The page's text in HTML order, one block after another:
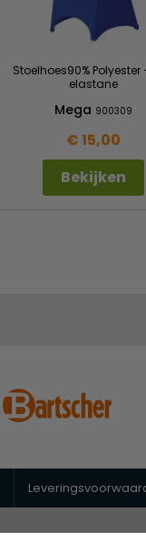
Stoelhoes90% Polyester
elastane
Mega 900309
€ 15,00
Bekijken